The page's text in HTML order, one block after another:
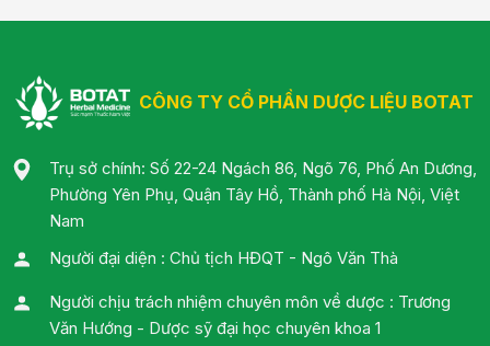
CÔNG TY CỔ PHẦN DƯỢC LIỆU BOTAT
Trụ sở chính: Số 22-24 Ngách 86, Ngõ 76, Phố An Dương,
Phường Yên Phụ, Quận Tây Hồ, Thành phố Hà Nội, Việt
Nam
Người đại diện : Chủ tịch HĐQT - Ngô Văn Thà
Người chịu trách nhiệm chuyên môn về dược : Trương
Văn Hướng - Dược sỹ đại học chuyên khoa 1